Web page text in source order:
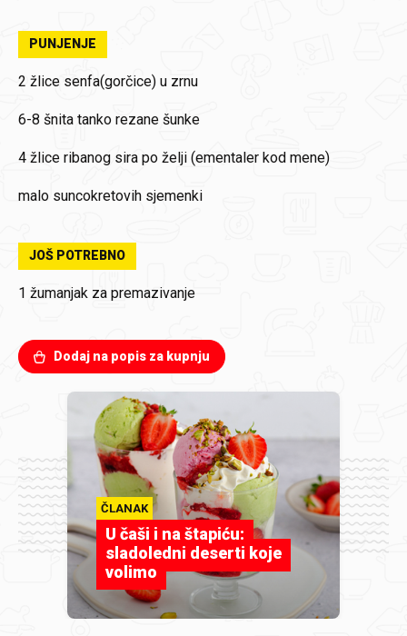
PUNJENJE
2 žlice senfa(gorčice) u zrnu
6-8 šnita tanko rezane šunke
4 žlice ribanog sira po želji (ementaler kod mene)
malo suncokretovih sjemenki
JOŠ POTREBNO
1 žumanjak za premazivanje
Dodaj na popis za kupnju
ČLANAK
U čaši i na štapiću:
sladoledni deserti koje
volimo